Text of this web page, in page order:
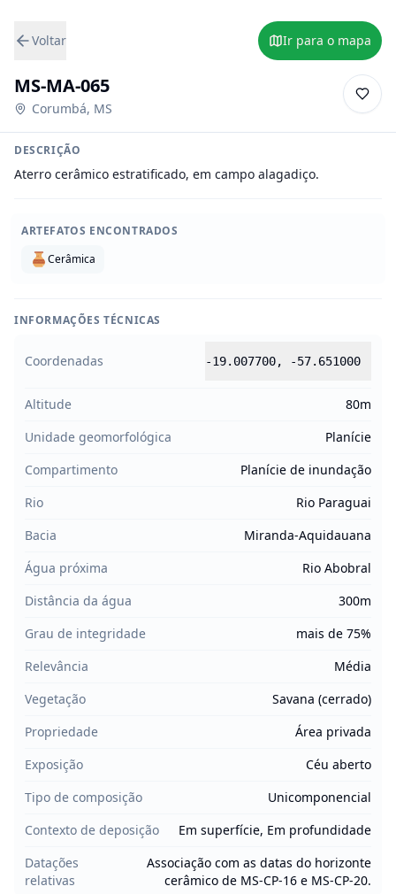
Voltar Ir para o mapa
MS-MA-065
Corumbá, MS
DESCRIÇÃO
Aterro cerâmico estratificado, em campo alagadiço.
ARTEFATOS ENCONTRADOS
Cerâmica
INFORMAÇÕES TÉCNICAS
Coordenadas -19.007700, -57.651000
Altitude
80m
Unidade geomorfológica
Planície
Compartimento
Planície de inundação
Rio
Rio Paraguai
Bacia
Miranda-Aquidauana
Água próxima
Rio Abobral
Distância da água
300m
Grau de integridade
mais de 75%
Relevância
Média
Vegetação
Savana (cerrado)
Propriedade
Área privada
Exposição
Céu aberto
Tipo de composição
Unicomponencial
Contexto de deposição
Em superfície, Em profundidade
Datações
relativas
Associação com as datas do horizonte
cerâmico de MS-CP-16 e MS-CP-20.